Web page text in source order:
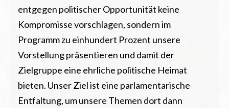
entgegen politischer Opportunität keine
Kompromisse vorschlagen, sondern im
Programm zu einhundert Prozent unsere
Vorstellung präsentieren und damit der
Zielgruppe eine ehrliche politische Heimat
bieten. Unser Ziel ist eine parlamentarische
Entfaltung, um unsere Themen dort dann